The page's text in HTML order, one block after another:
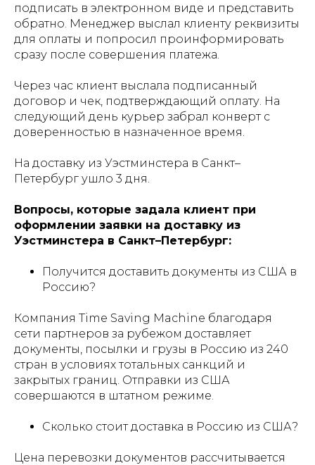
подписать в электронном виде и представить
обратно. Менеджер выслал клиенту реквизиты
для оплаты и попросил проинформировать
сразу после совершения платежа.
Через час клиент выслала подписанный
договор и чек, подтверждающий оплату. На
следующий день курьер забрал конверт с
доверенностью в назначенное время.
На доставку из Уэстминстера в Санкт–
Петербург ушло 3 дня.
Вопросы, которые задала клиент при
оформлении заявки на доставку из
Уэстминстера в Санкт–Петербург:
Получится доставить документы из США в
Россию?
Компания Time Saving Machine благодаря
сети партнеров за рубежом доставляет
документы, посылки и грузы в Россию из 240
стран в условиях тотальных санкций и
закрытых границ. Отправки из США
совершаются в штатном режиме.
Сколько стоит доставка в Россию из США?
Цена перевозки документов рассчитывается